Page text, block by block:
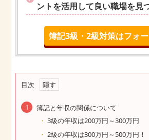
ントを活用して良い職場を見
簿記3級・2級対策はフォー
目次
簿記と年収の関係について
3級の年収は200万円～300万円
2級の年収は300万円～500万円！